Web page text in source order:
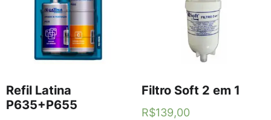
Refil Latina
P635+P655
Filtro Soft 2 em 1
R$139,00